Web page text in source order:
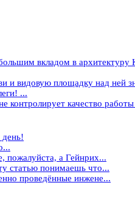
вкладом в архитектуру
и видовую площадку над ней
...
контролирует качество
пожалуйста, а Гейнрих...
статью понимаешь что...
проведённые инжене...